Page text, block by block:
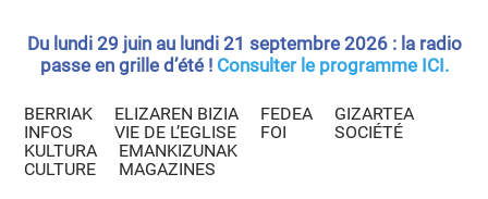
Du lundi 29 juin au lundi 21 septembre 2026 : la radio
passe en grille d’été ! Consulter le programme ICI.
BERRIAK
INFOS
ELIZAREN BIZIA
VIE DE L’EGLISE
FEDEA
FOI
GIZARTEA
SOCIÉTÉ
KULTURA
CULTURE
EMANKIZUNAK
MAGAZINES